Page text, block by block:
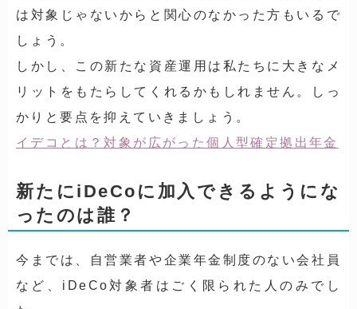
は対象じゃないからと関心のなかった方もいるで
しょう。
しかし、この新たな資産運用は私たちに大きなメ
リットをもたらしてくれるかもしれません。しっ
かりと要点を抑えていきましょう。
イデコとは？対象が広がった個人型確定拠出年金
新たにiDeCoに加入できるようにな
ったのは誰？
今までは、自営業者や企業年金制度のない会社員
など、iDeCo対象者はごく限られた人のみでし